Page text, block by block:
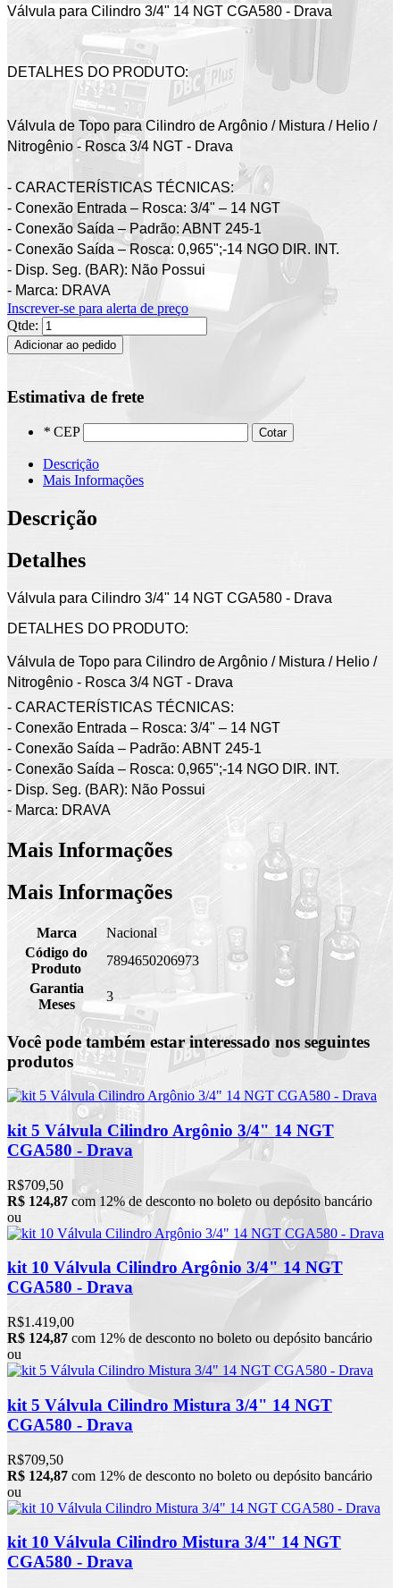
Válvula para Cilindro 3/4" 14 NGT CGA580 - Drava
DETALHES DO PRODUTO:
Válvula de Topo para Cilindro de Argônio / Mistura / Helio /
Nitrogênio - Rosca 3/4 NGT - Drava
- CARACTERÍSTICAS TÉCNICAS:
- Conexão Entrada – Rosca: 3/4" – 14 NGT
- Conexão Saída – Padrão: ABNT 245-1
- Conexão Saída – Rosca: 0,965";-14 NGO DIR. INT.
- Disp. Seg. (BAR): Não Possui
- Marca: DRAVA
Inscrever-se para alerta de preço
Qtde:
Adicionar ao pedido
Estimativa de frete
* CEP Cotar
Descrição
Mais Informações
Descrição
Detalhes
Válvula para Cilindro 3/4" 14 NGT CGA580 - Drava
DETALHES DO PRODUTO:
Válvula de Topo para Cilindro de Argônio / Mistura / Helio /
Nitrogênio - Rosca 3/4 NGT - Drava
- CARACTERÍSTICAS TÉCNICAS:
- Conexão Entrada – Rosca: 3/4" – 14 NGT
- Conexão Saída – Padrão: ABNT 245-1
- Conexão Saída – Rosca: 0,965";-14 NGO DIR. INT.
- Disp. Seg. (BAR): Não Possui
- Marca: DRAVA
Mais Informações
Mais Informações
Marca
Nacional
Código do
Produto
7894650206973
Garantia
Meses
3
Você pode também estar interessado nos seguintes
produtos
kit 5 Válvula Cilindro Argônio 3/4" 14 NGT
CGA580 - Drava
R$709,50
R$ 124,87 com 12% de desconto no boleto ou depósito bancário
ou
kit 10 Válvula Cilindro Argônio 3/4" 14 NGT
CGA580 - Drava
R$1.419,00
R$ 124,87 com 12% de desconto no boleto ou depósito bancário
ou
kit 5 Válvula Cilindro Mistura 3/4" 14 NGT
CGA580 - Drava
R$709,50
R$ 124,87 com 12% de desconto no boleto ou depósito bancário
ou
kit 10 Válvula Cilindro Mistura 3/4" 14 NGT
CGA580 - Drava